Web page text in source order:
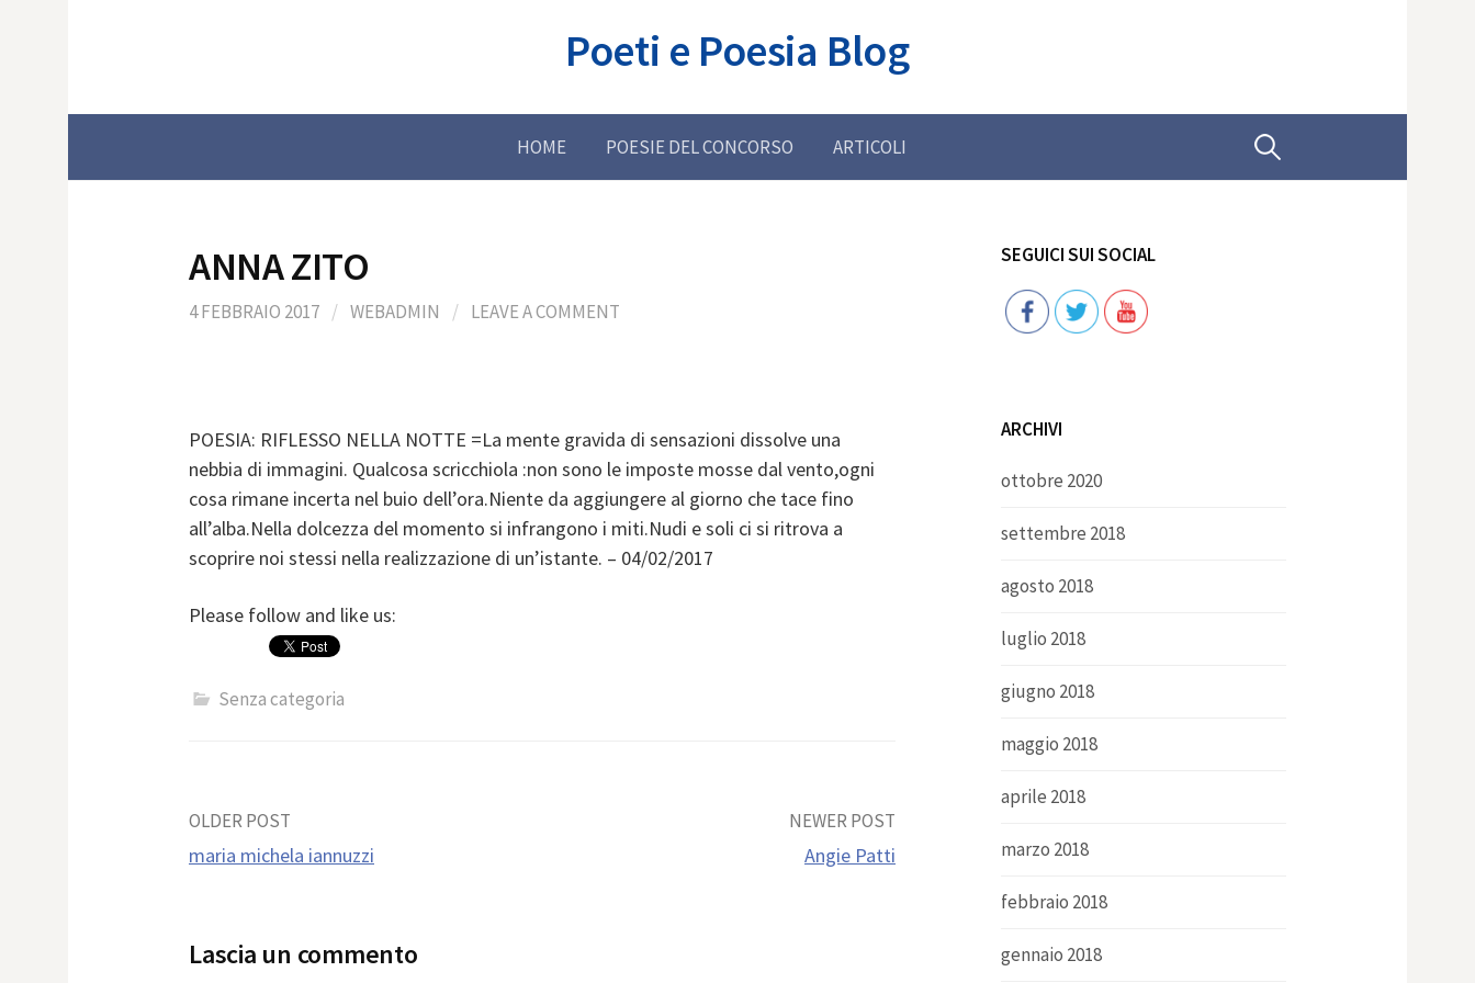
Poeti e Poesia Blog
HOME POESIE DEL CONCORSO ARTICOLI Ricerca
ANNA ZITO
4 FEBBRAIO 2017 / WEBADMIN / LEAVE A COMMENT
POESIA: RIFLESSO NELLA NOTTE =La mente gravida di sensazioni dissolve una
nebbia di immagini. Qualcosa scricchiola :non sono le imposte mosse dal vento,ogni
cosa rimane incerta nel buio dell’ora.Niente da aggiungere al giorno che tace fino
all’alba.Nella dolcezza del momento si infrangono i miti.Nudi e soli ci si ritrova a
scoprire noi stessi nella realizzazione di un’istante. – 04/02/2017
Please follow and like us:
Senza categoria
Post
OLDER POST
maria michela iannuzzi
NEWER POST
Angie Patti
Lascia un commento
SEGUICI SUI SOCIAL
Follow
ARCHIVI
ottobre 2020
settembre 2018
agosto 2018
luglio 2018
giugno 2018
maggio 2018
aprile 2018
marzo 2018
febbraio 2018
gennaio 2018